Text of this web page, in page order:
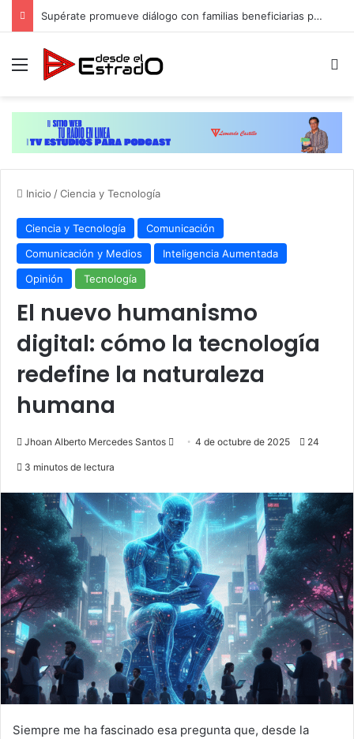
Supérate promueve diálogo con familias beneficiarias para su protección social en Hato Mayor
Menú
Inicio /Ciencia y Tecnología
Ciencia y Tecnología
Comunicación
Comunicación y Medios
Inteligencia Aumentada
Opinión
Tecnología
El nuevo humanismo
digital: cómo la tecnología
redefine la naturaleza
humana
Jhoan Alberto Mercedes Santos
Send4 de octubre de 2025 24
3 minutos de lectura
Siempre me ha fascinado esa pregunta que, desde la